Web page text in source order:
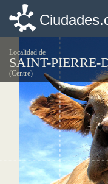
Localidad de
SAINT-PIERRE-
(Centre)